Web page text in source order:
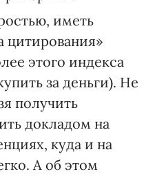
иметь
цитирования»
этого индекса
за деньги). Не
получить
докладом на
куда и на
А об этом